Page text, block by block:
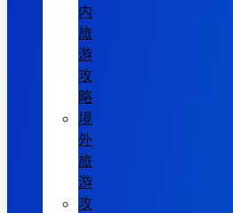
内
旅
游
攻
略
境
外
旅
游
攻